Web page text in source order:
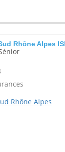
Rhône Alpes
Rhône Alpes